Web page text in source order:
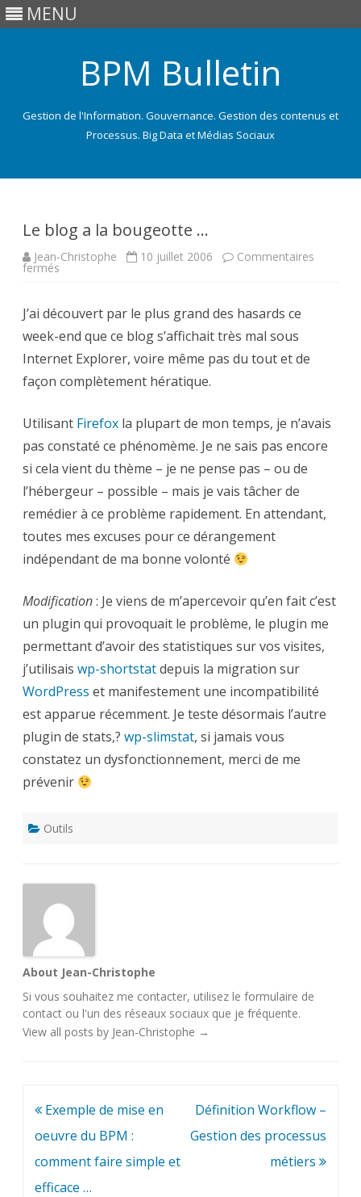
MENU
BPM Bulletin
Gestion de l'Information. Gouvernance. Gestion des contenus et
Processus. Big Data et Médias Sociaux
Le blog a la bougeotte …
Jean-Christophe 10 juillet 2006 Commentaires
fermés
la
bougeotte
…
J’ai découvert par le plus grand des hasards ce
week-end que ce blog s’affichait très mal sous
Internet Explorer, voire même pas du tout et de
façon complètement hératique.
Utilisant Firefox la plupart de mon temps, je n’avais
pas constaté ce phénomème. Je ne sais pas encore
si cela vient du thème – je ne pense pas – ou de
l’hébergeur – possible – mais je vais tâcher de
remédier à ce problème rapidement. En attendant,
toutes mes excuses pour ce dérangement
indépendant de ma bonne volonté
Modification: Je viens de m’apercevoir qu’en fait c’est
un plugin qui provoquait le problème, le plugin me
permettant d’avoir des statistiques sur vos visites,
j’utilisais wp-shortstatdepuis la migration sur
WordPress et manifestement une incompatibilité
est apparue récemment. Je teste désormais l’autre
plugin de stats,? wp-slimstat, si jamais vous
constatez un dysfonctionnement, merci de me
prévenir
Outils
About Jean-Christophe
Si vous souhaitez me contacter, utilisez le formulaire de
contact ou l'un des réseaux sociaux que je fréquente.
View all posts by Jean-Christophe →
Navigation
de
l’article
Exemple de mise en
oeuvre du BPM :
comment faire simple et
efficace …
Définition Workflow –
Gestion des processus
métiers